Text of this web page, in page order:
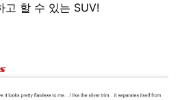
고 할 수 있는 SUV!